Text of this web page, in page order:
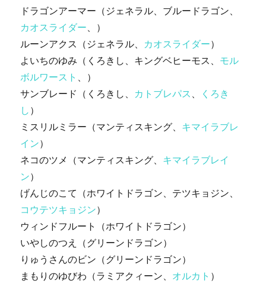
ドラゴンアーマー（ジェネラル、ブルードラゴン、
カオスライダー 、）
ルーンアクス（ジェネラル、 カオスライダー）
よいちのゆみ（くろきし、キングベヒーモス、 モル
ボルワースト
、）
サンブレード（くろきし、 カトブレパス
くろき
し ）
ミスリルミラー（マンティスキング、 キマイラブレ
イン）
ネコのツメ（マンティスキング、 キマイラブレイ
ン）
げんじのこて（ホワイトドラゴン、テツキョジン、
コウテツキョジン）
ウィンドフルート（ホワイトドラゴン）
いやしのつえ（グリーンドラゴン）
りゅうさんのビン（グリーンドラゴン）
まもりのゆびわ（ラミアクィーン、 オルカト ）